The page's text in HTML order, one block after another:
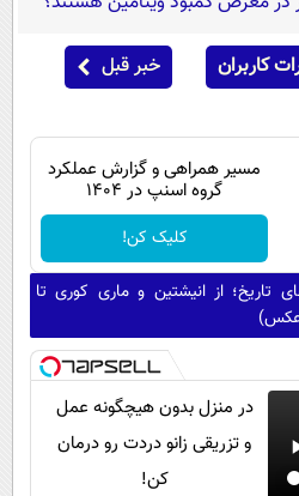
کاربران خبر قبل
مسیر همراهی و گزارش عملکرد
گروه اسنپ در ۱۴۰۴
کلیک کن!
تاریخ؛ از انیشتین و ماری کوری تا
در منزل بدون هیچگونه عمل
و تزریقی زانو دردت رو درمان
کن!